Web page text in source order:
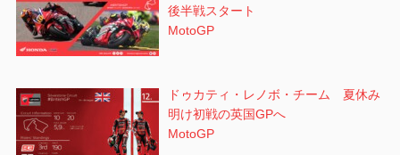
後半戦スタート
MotoGP
ドゥカティ・レノボ・チーム 夏休み
明け初戦の英国GPへ
MotoGP